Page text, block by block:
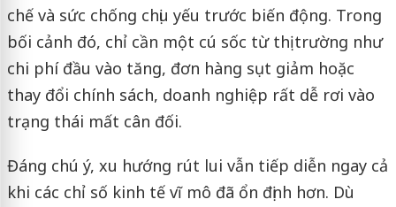
chế và sức chống chịu yếu trước biến động. Trong
bối cảnh đó, chỉ cần một cú sốc từ thị trường như
chi phí đầu vào tăng, đơn hàng sụt giảm hoặc
thay đổi chính sách, doanh nghiệp rất dễ rơi vào
trạng thái mất cân đối.
Đáng chú ý, xu hướng rút lui vẫn tiếp diễn ngay cả
khi các chỉ số kinh tế vĩ mô đã ổn định hơn. Dù